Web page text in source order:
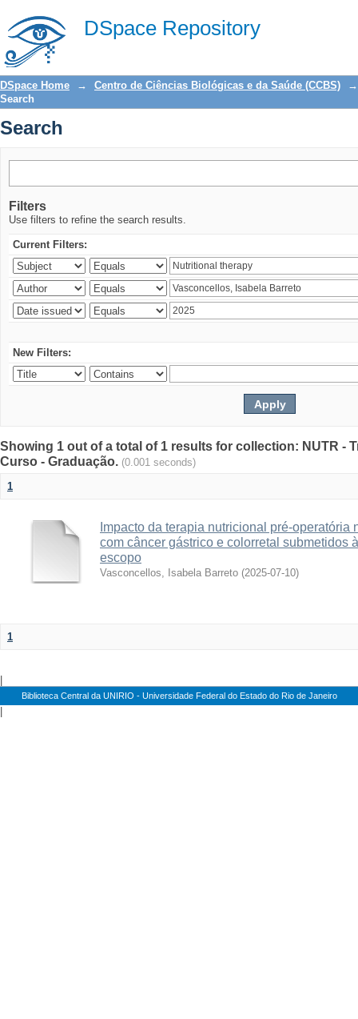
DSpace Repository
Search
DSpace Home → Centro de Ciências Biológicas e da Saúde (CCBS)
→
Search
Search
Filters
Use filters to refine the search results.
Current Filters:
New Filters:
Showing 1 out of a total of 1 results for collection: NUTR -
Curso - Graduação. (0.001 seconds)
1
Impacto da terapia nutricional pré-operatória
com câncer gástrico e colorretal submetidos
escopo
Vasconcellos, Isabela Barreto (2025-07-10)
1
Biblioteca Central da UNIRIO - Universidade Federal do Estado do Rio de Janeiro